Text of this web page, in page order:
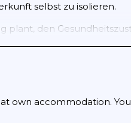
selbst zu isolieren.
plant, den
ihnen eine SMS senden.
own accommodation.